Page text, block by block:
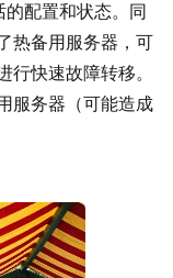
的配置和状态。同
热备用服务器，可
行快速故障转移。
服务器（可能造成